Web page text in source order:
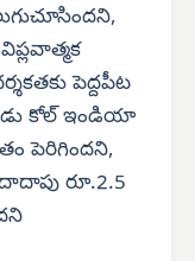
పెద్దపీట
కోల్ ఇండియా
పెరిగిందని,
రూ.2.5